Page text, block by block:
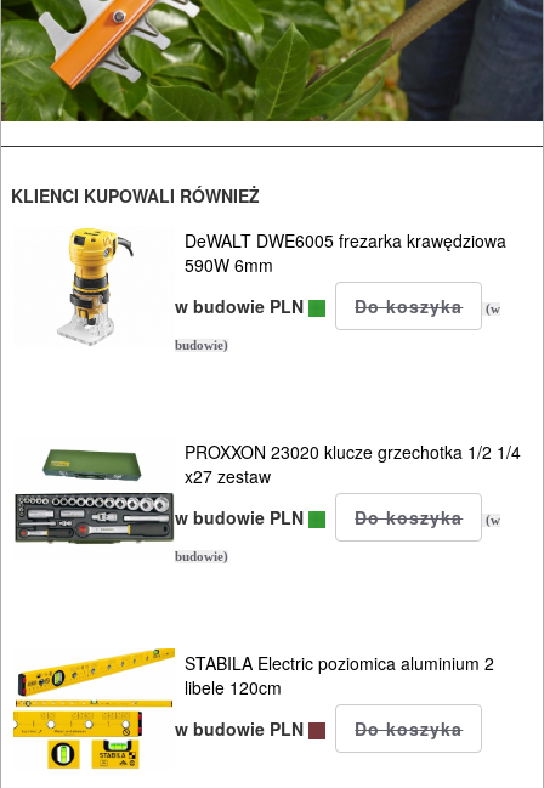
KLIENCI KUPOWALI RÓWNIEŻ
DeWALT DWE6005 frezarka krawędziowa
590W 6mm
w budowie PLN
(w
budowie)
PROXXON 23020 klucze grzechotka 1/2 1/4
x27 zestaw
w budowie PLN
(w
budowie)
STABILA Electric poziomica aluminium 2
libele 120cm
w budowie PLN